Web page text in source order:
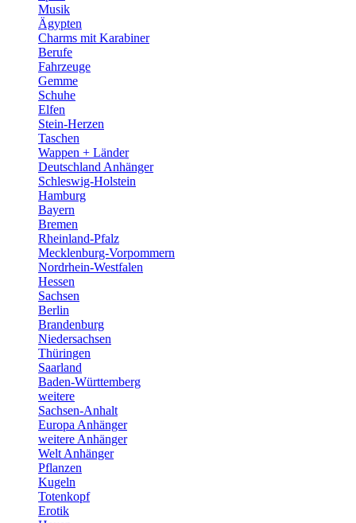
Musik
Ägypten
Charms mit Karabiner
Berufe
Fahrzeuge
Gemme
Schuhe
Elfen
Stein-Herzen
Taschen
Wappen + Länder
Deutschland Anhänger
Schleswig-Holstein
Hamburg
Bayern
Bremen
Rheinland-Pfalz
Mecklenburg-Vorpommern
Nordrhein-Westfalen
Hessen
Sachsen
Berlin
Brandenburg
Niedersachsen
Thüringen
Saarland
Baden-Württemberg
weitere
Sachsen-Anhalt
Europa Anhänger
weitere Anhänger
Welt Anhänger
Pflanzen
Kugeln
Totenkopf
Erotik